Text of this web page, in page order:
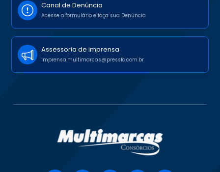
Canal de Denúncia
Acesse o formulário e faça sua Denúncia
Assessoria de imprensa
imprensa.multimarcas@pressfc.com.br